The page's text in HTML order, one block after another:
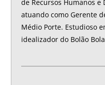
de Recursos Humanos e
atuando como Gerente
Médio Porte. Estudioso
idealizador do Bolão